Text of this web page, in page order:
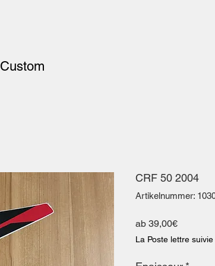
Custom
CRF 50 2004
Artikelnummer:
ab 39,00€Sale-
La Poste lettre suivie